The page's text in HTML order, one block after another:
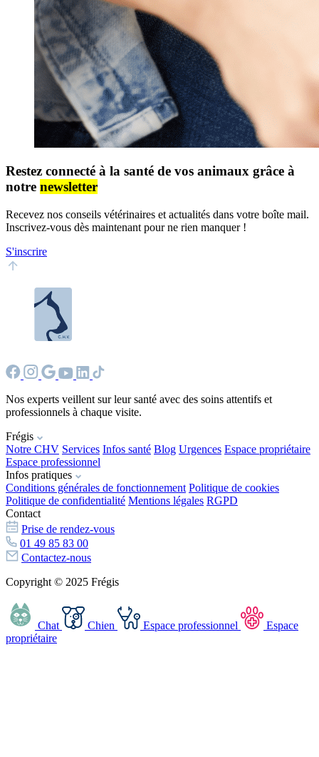
Restez connecté à la santé de vos animaux grâce à
notre newsletter
Recevez nos conseils vétérinaires et actualités dans votre boîte mail.
Inscrivez-vous dès maintenant pour ne rien manquer !
S'inscrire
Nos experts veillent sur leur santé avec des soins attentifs et
professionnels à chaque visite.
Frégis
Notre CHV Services Infos santé Blog Urgences Espace propriétaire
Espace professionnel
Infos pratiques
Conditions générales de fonctionnement Politique de cookies
Politique de confidentialité Mentions légales RGPD
Contact
Prise de rendez-vous
01 49 85 83 00
Contactez-nous
Copyright © 2025 Frégis
Chat Chien Espace professionnel
Espace
propriétaire